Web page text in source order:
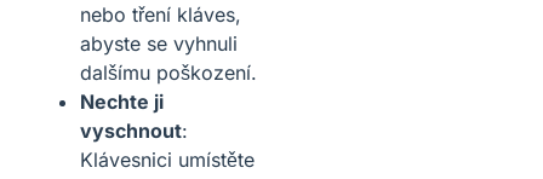
nebo tření kláves,
abyste se vyhnuli
dalšímu poškození.
Nechte ji
vyschnout:
Klávesnici umístěte